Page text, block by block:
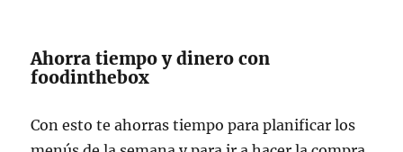
Ahorra tiempo y dinero con
foodinthebox
Con esto te ahorras tiempo para planificar los